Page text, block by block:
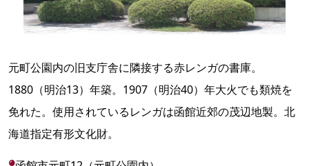
元町公園内の旧支庁舎に隣接する赤レンガの書庫。
1880（明治13）年築。1907（明治40）年大火でも類焼を
免れた。使用されているレンガは函館近郊の茂辺地製。北
海道指定有形文化財。